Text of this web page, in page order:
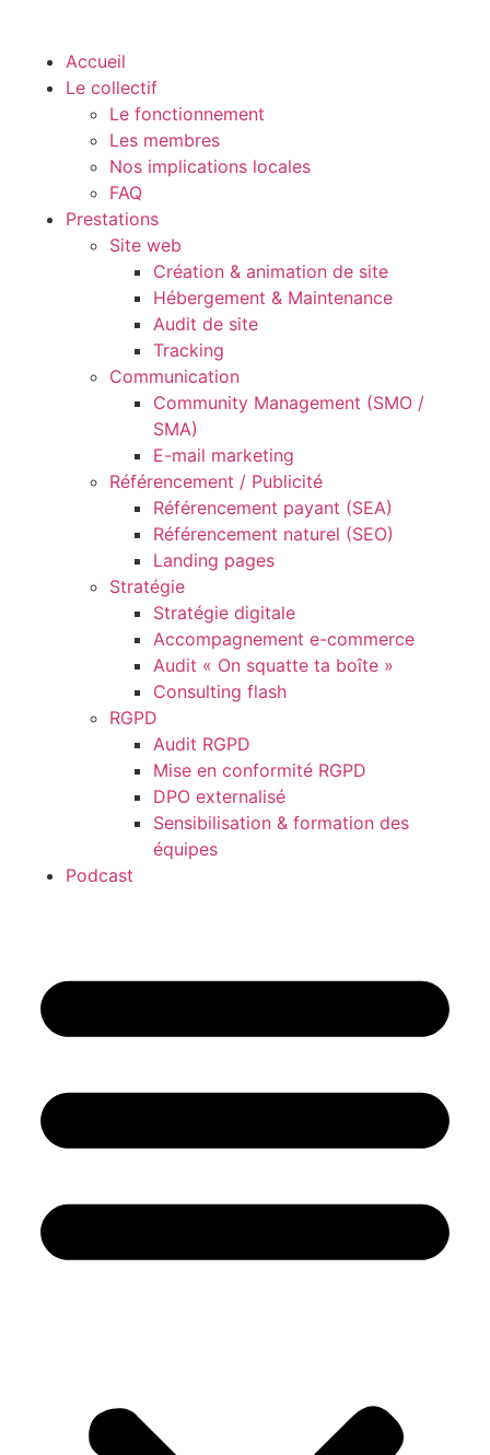
Accueil
Le collectif
Le fonctionnement
Les membres
Nos implications locales
FAQ
Prestations
Site web
Création & animation de site
Hébergement & Maintenance
Audit de site
Tracking
Communication
Community Management (SMO /
SMA)
E-mail marketing
Référencement / Publicité
Référencement payant (SEA)
Référencement naturel (SEO)
Landing pages
Stratégie
Stratégie digitale
Accompagnement e-commerce
Audit « On squatte ta boîte »
Consulting flash
RGPD
Audit RGPD
Mise en conformité RGPD
DPO externalisé
Sensibilisation & formation des
équipes
Podcast